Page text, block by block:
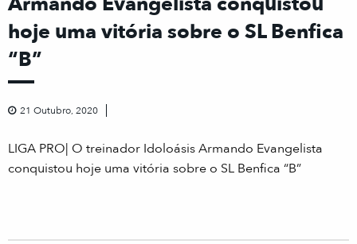
hoje uma vitória sobre o SL Benfica
“B”
21 Outubro, 2020
LIGA PRO| O treinador Idoloásis Armando Evangelista
conquistou hoje uma vitória sobre o SL Benfica “B”